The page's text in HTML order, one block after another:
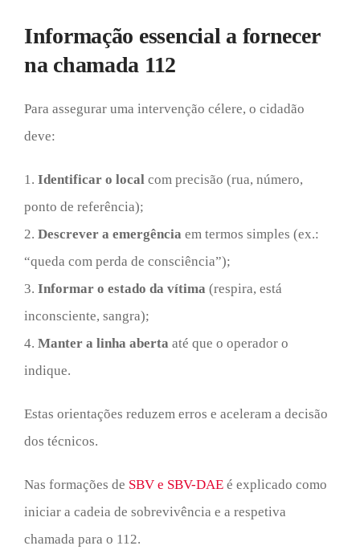
Informação essencial a fornecer
na chamada 112
Para assegurar uma intervenção célere, o cidadão
deve:
1. Identificar o local com precisão (rua, número,
ponto de referência);
2. Descrever a emergência em termos simples (ex.:
“queda com perda de consciência”);
3. Informar o estado da vítima (respira, está
inconsciente, sangra);
4. Manter a linha aberta até que o operador o
indique.
Estas orientações reduzem erros e aceleram a decisão
dos técnicos.
Nas formações de SBV e SBV-DAE é explicado como
iniciar a cadeia de sobrevivência e a respetiva
chamada para o 112.